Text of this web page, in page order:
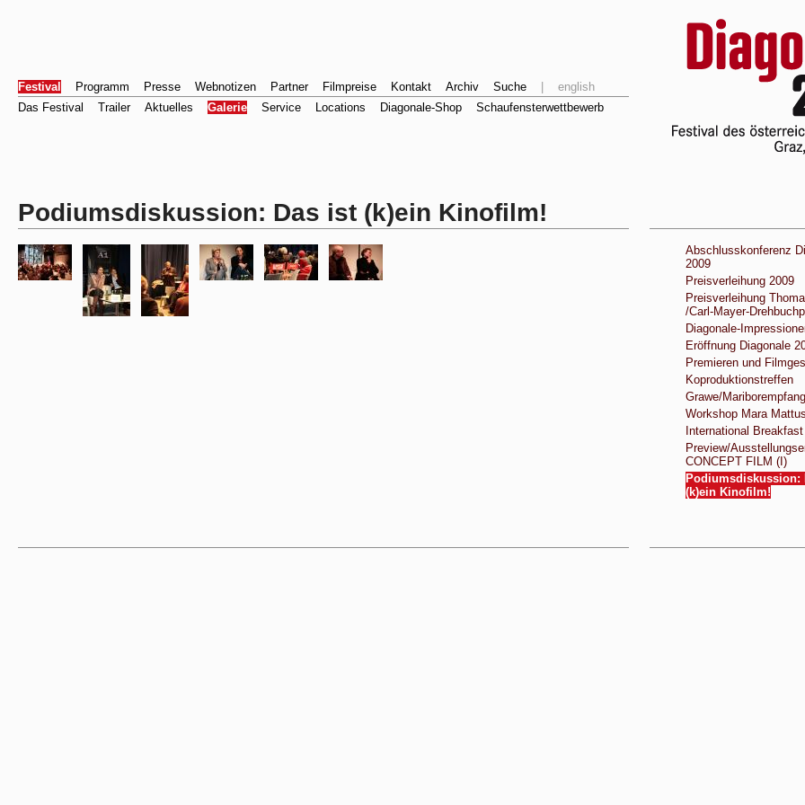
Festival Programm Presse Webnotizen Partner Filmpreise Kontakt Archiv Suche
english
Das Festival
Trailer Aktuelles Galerie Service Locations Diagonale-Shop Schaufensterwettbewerb
Podiumsdiskussion: Das ist (k)ein Kinofilm!
Abschlusskonferenz
2009
Preisverleihung 2009
Preisverleihung
/Carl-Mayer-
Diagonale-
Eröffnung Diagonale
Premieren und
Koproduktionstreffen
Grawe/Mariborempfang
Workshop Mara
International Breakfast
Preview/
CONCEPT FILM (I)
Podiumsdiskussion:
(k)ein Kinofilm!